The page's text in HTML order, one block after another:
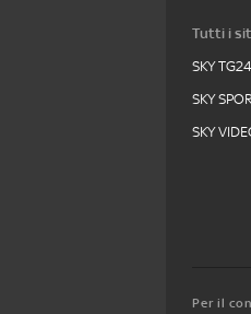
Tutti i
SKY TG24
SKY
SKY
Per il